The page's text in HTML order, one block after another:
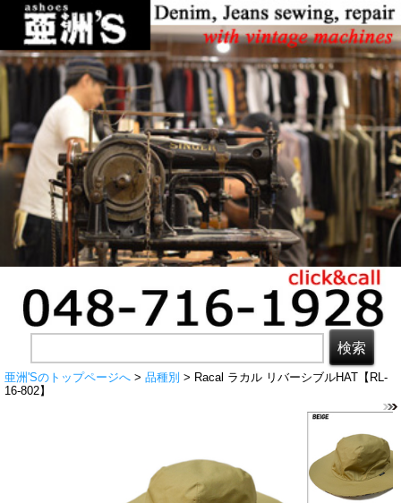
亜洲'Sのトップページへ > 品種別 > Racal ラカル リバーシブルHAT【RL-
16-802】